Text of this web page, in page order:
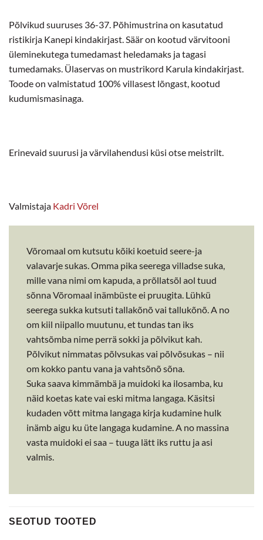
Põlvikud suuruses 36-37. Põhimustrina on kasutatud
ristikirja Kanepi kindakirjast. Säär on kootud värvitooni
üleminekutega tumedamast heledamaks ja tagasi
tumedamaks. Ülaservas on mustrikord Karula kindakirjast.
Toode on valmistatud 100% villasest lõngast, kootud
kudumismasinaga.
Erinevaid suurusi ja värvilahendusi küsi otse meistrilt.
Valmistaja Kadri Võrel
Võromaal om kutsutu kõiki koetuid seere-ja
valavarje sukas. Omma pika seerega villadse suka,
mille vana nimi om kapuda, a prõllatsõl aol tuud
sõnna Võromaal inämbüste ei pruugita. Lühkü
seerega sukka kutsuti tallakõnõ vai tallukõnõ. A no
om kiil niipallo muutunu, et tundas tan iks
vahtsõmba nime perrä sokki ja põlvikut kah.
Põlvikut nimmatas põlvsukas vai põlvõsukas – nii
om kokko pantu vana ja vahtsõnõ sõna.
Suka saava kimmämbä ja muidoki ka ilosamba, ku
näid koetas kate vai eski mitma langaga. Käsitsi
kudaden võtt mitma langaga kirja kudamine hulk
inämb aigu ku üte langaga kudamine. A no massina
vasta muidoki ei saa – tuuga lätt iks ruttu ja asi
valmis.
SEOTUD TOOTED